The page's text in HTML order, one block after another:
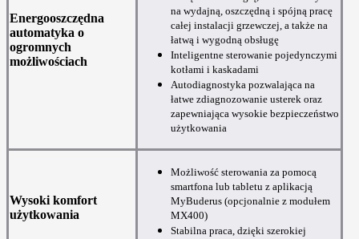
Energooszczędna
automatyka o
ogromnych
możliwościach
na wydajną, oszczędną i spójną pracę
całej instalacji grzewczej, a także na
łatwą i wygodną obsługę
Inteligentne sterowanie pojedynczymi
kotłami i kaskadami
Autodiagnostyka pozwalająca na
łatwe zdiagnozowanie usterek oraz
zapewniająca wysokie bezpieczeństwo
użytkowania
Wysoki komfort
użytkowania
Możliwość sterowania za pomocą
smartfona lub tabletu z aplikacją
MyBuderus (opcjonalnie z modułem
MX400)
Stabilna praca, dzięki szerokiej